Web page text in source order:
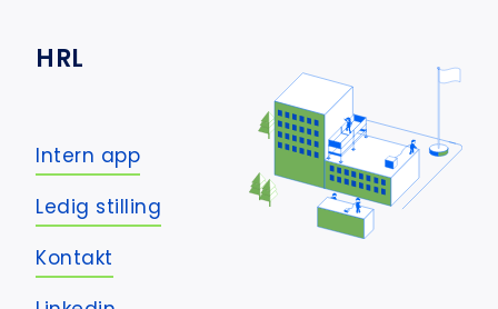
HRL
Intern app
Ledig stilling
Kontakt